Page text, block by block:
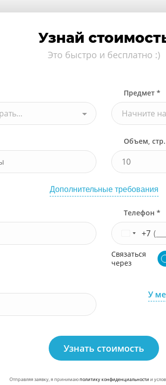
Узнай
Это быстро и бесплатно :)
Предмет *
Начните
Объем,
Дополнительные требования
Телефон *
+7
Связаться
через
У
Узнать стоимость
Отправляя заявку, я принимаюполитику конфиденциальности и